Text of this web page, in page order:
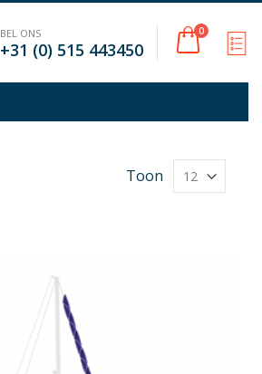
Cart
0
BEL ONS
+31 (0) 515 443450
Toon